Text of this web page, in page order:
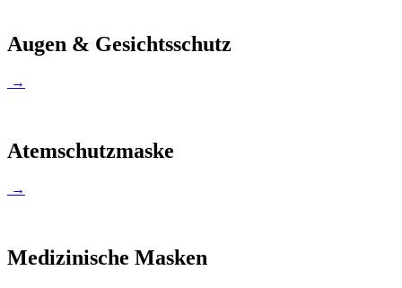
Augen & Gesichtsschutz
→
Atemschutzmaske
→
Medizinische Masken